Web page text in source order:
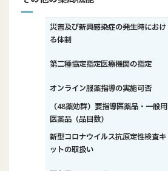
災害及び新興感染症の発生時におけ
る体制
第二種協定指定医療機関の指定
オンライン服薬指導の実施可否
（48薬効群）要指導医薬品・一般用
医薬品（品目数）
新型コロナウイルス抗原定性検査キ
ットの取扱い